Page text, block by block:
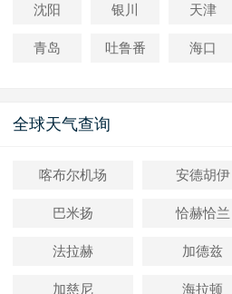
沈阳 银川 天津
青岛 吐鲁番 海口
全球天气查询
喀布尔机场 安德胡伊
巴米扬 恰赫恰兰
法拉赫 加德兹
加慈尼 海拉顿